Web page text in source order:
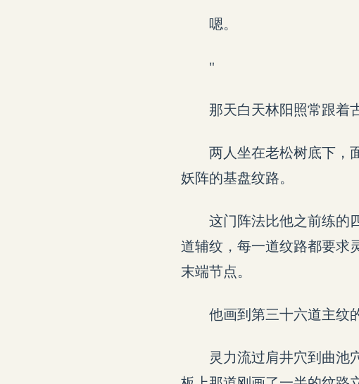
嗯。
"
那天白天林阳照常跟着
两人坐在老松树底下，
妖阵的基盘纹路。
这门阵法比他之前练的
道辅纹，每一道纹路都要求
末端节点。
他画到第三十六道主纹
灵力流过肩井穴到曲池